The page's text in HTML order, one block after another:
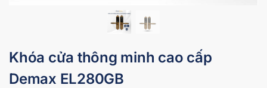
Khóa cửa thông minh cao cấp
Demax EL280GB